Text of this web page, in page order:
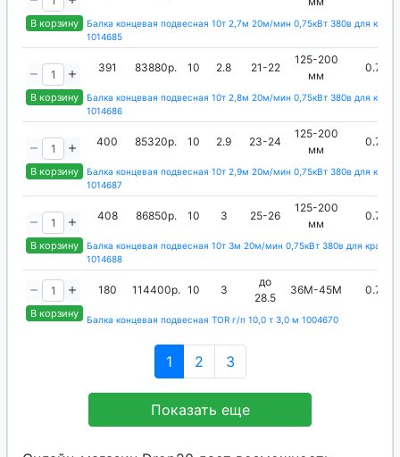
В корзину
Балка концевая подвесная 10т 2,7м 20м/мин 0,75кВт 380в для кран-
1014685
В корзину
391 83880р. 10 2.8 21-22
125-200
мм
0.75
Балка концевая подвесная 10т 2,8м 20м/мин 0,75кВт 380в для кран-
1014686
В корзину
400 85320р. 10 2.9 23-24
125-200
мм
0.75
Балка концевая подвесная 10т 2,9м 20м/мин 0,75кВт 380в для кран-
1014687
В корзину
408 86850р. 10 3 25-26
125-200
мм
0.75
Балка концевая подвесная 10т 3м 20м/мин 0,75кВт 380в для кран-
1014688
В корзину
180 114400р. 10 3
до
28.5
36М-45М 0.75
Балка концевая подвесная TOR г/п 10,0 т 3,0 м 1004670
1 2 3
Показать еще